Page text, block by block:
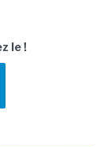
le !